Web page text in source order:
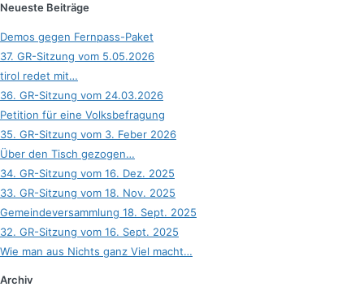
Neueste Beiträge
Demos gegen Fernpass-Paket
37. GR-Sitzung vom 5.05.2026
tirol redet mit…
36. GR-Sitzung vom 24.03.2026
Petition für eine Volksbefragung
35. GR-Sitzung vom 3. Feber 2026
Über den Tisch gezogen…
34. GR-Sitzung vom 16. Dez. 2025
33. GR-Sitzung vom 18. Nov. 2025
Gemeindeversammlung 18. Sept. 2025
32. GR-Sitzung vom 16. Sept. 2025
Wie man aus Nichts ganz Viel macht…
Archiv